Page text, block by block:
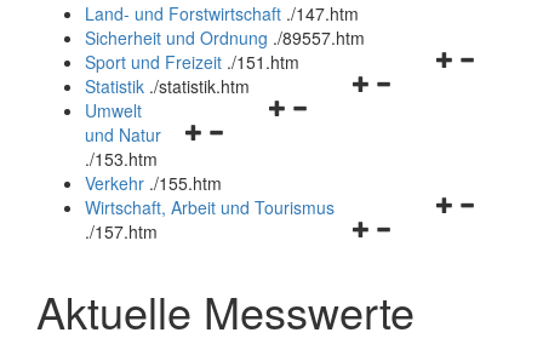
und
schließen
Land- und Forstwirtschaft ./147.htm
Sicherheit und Ordnung ./89557.htm
Navigationsmenü
Sport und Freizeit ./151.htm
Navigationsmenü
Statistik ./statistik.htm
Navigationsmenü
und
schließen
Umwelt
und Natur
./153.htm
Verkehr ./155.htm
Navigationsmenü
schließen
Wirtschaft, Arbeit und Tourismus
./157.htm
Aktuelle Messwerte